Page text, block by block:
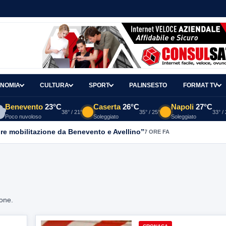
CULTURA SPORT PALINSESTO FORMAT TV
Benevento 23°C
Poco nuvoloso
38° / 21°
Caserta 26°C
Soleggiato
35° / 25°
Napoli 27°C
Soleggiato
33° /
mobilitazione da Benevento e Avellino”7 ORE FA